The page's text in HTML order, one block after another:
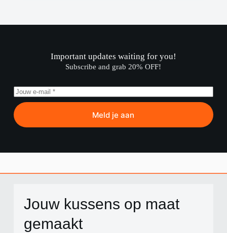
Important updates waiting for you!​
Subscribe and grab 20% OFF!​
Meld je aan
Jouw kussens op maat
gemaakt​